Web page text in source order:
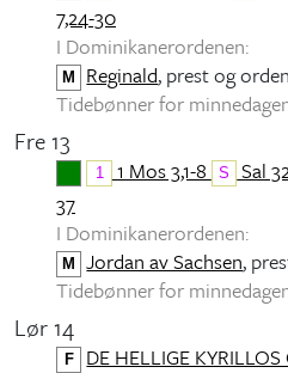
7,24-30
I Dominikanerordenen:
M Reginald, prest og
Tidebønner for
Fre 13
1 1 Mos 3,1-8 S Sal
37
I Dominikanerordenen:
M Jordan av Sachsen,
Tidebønner for
Lør 14
F DE HELLIGE